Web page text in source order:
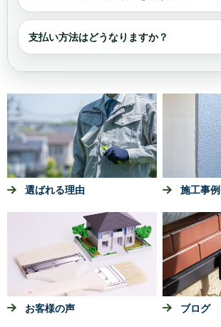
支払い方法はどうなりますか？
選ばれる理由 施工事例
お客様の声 ブログ